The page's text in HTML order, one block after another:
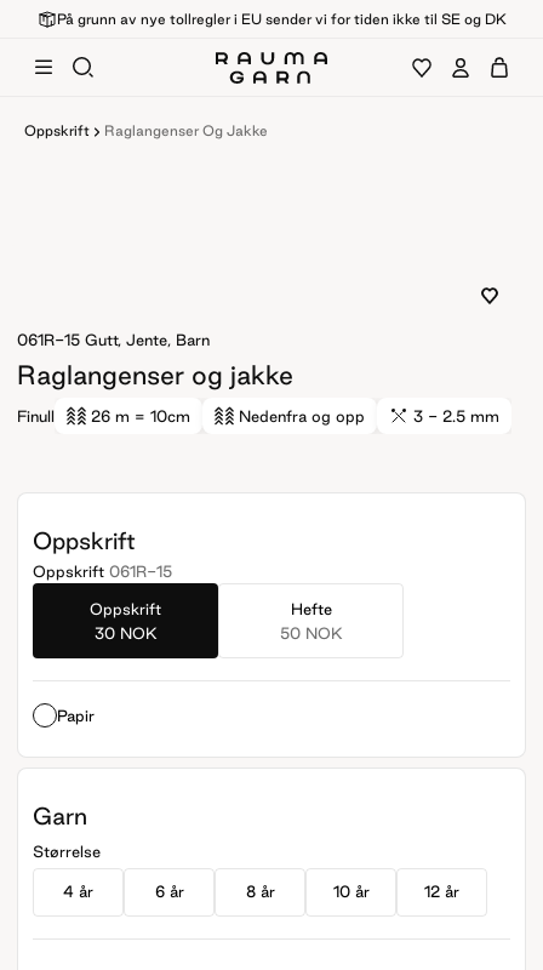
På grunn av nye tollregler i EU sender vi for tiden ikke til SE og DK
Oppskrift Raglangenser Og Jakke
061R-15 Gutt, Jente, Barn
Raglangenser og jakke
Finull 26 m = 10cm Nedenfra og opp 3 - 2.5 mm
Oppskrift
Oppskrift 061R-15
Oppskrift
30 NOK
Hefte
50 NOK
Papir
Garn
Størrelse
4 år 6 år 8 år 10 år 12 år